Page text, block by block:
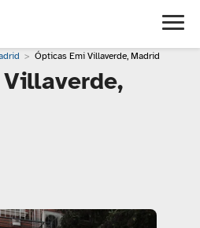
Ópticas Emi Villaverde, Madrid